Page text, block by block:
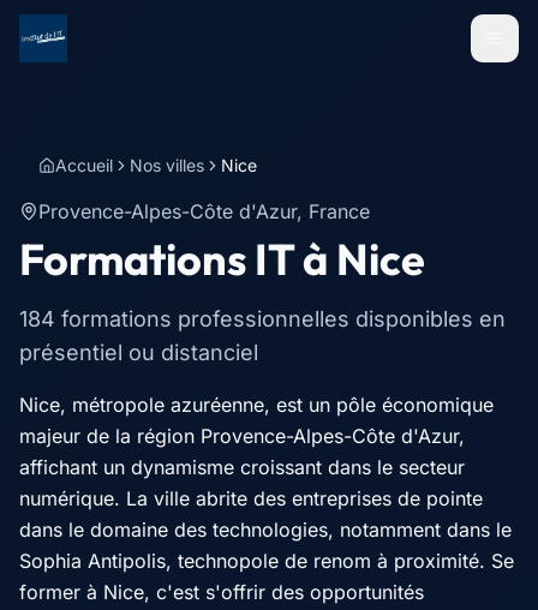
Menu
Accueil Nos villes Nice
Provence-Alpes-Côte d'Azur, France
Formations IT à Nice
184 formations professionnelles disponibles en
présentiel ou distanciel
Nice, métropole azuréenne, est un pôle économique
majeur de la région Provence-Alpes-Côte d'Azur,
affichant un dynamisme croissant dans le secteur
numérique. La ville abrite des entreprises de pointe
dans le domaine des technologies, notamment dans le
Sophia Antipolis, technopole de renom à proximité. Se
former à Nice, c'est s'offrir des opportunités